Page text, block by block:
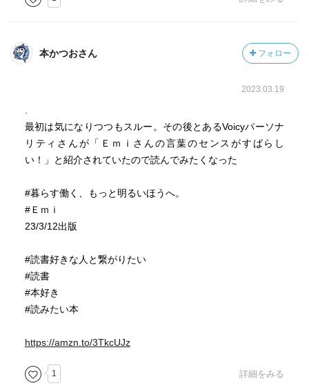
本かつおさん フォロー
2023.03.19
最初は気になりつつもスルー。その後とあるVoicyパーソナ
リティさんが「Ｅｍｉさんの言葉のセンスがすばらし
い！」と紹介されていたので読んでみたくなった
#暮らす働く、もっと明るいほうへ。
#Ｅｍｉ
23/3/12出版
#読書好きな人と繋がりたい
#読書
#本好き
#読みたい本
https://amzn.to/3TkcUJz
1 詳細をみる